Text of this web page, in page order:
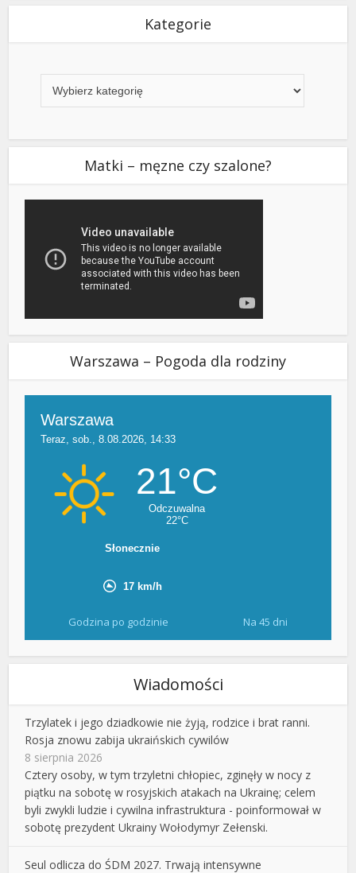
Kategorie
Matki – męzne czy szalone?
Warszawa – Pogoda dla rodziny
Godzina po godzinie Na 45 dni
Wiadomości
Trzylatek i jego dziadkowie nie żyją, rodzice i brat ranni.
Rosja znowu zabija ukraińskich cywilów
8 sierpnia 2026
Cztery osoby, w tym trzyletni chłopiec, zginęły w nocy z
piątku na sobotę w rosyjskich atakach na Ukrainę; celem
byli zwykli ludzie i cywilna infrastruktura - poinformował w
sobotę prezydent Ukrainy Wołodymyr Zełenski.
Seul odlicza do ŚDM 2027. Trwają intensywne